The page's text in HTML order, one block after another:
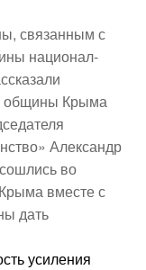
связанным с
национал-
общины Крыма
Александр
во
вместе с
дать
усиления